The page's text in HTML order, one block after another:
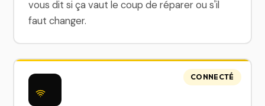
vous dit si ça vaut le coup de réparer ou s'il
faut changer.
CONNECTÉ